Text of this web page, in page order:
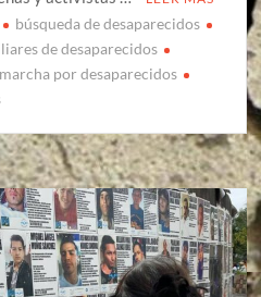
búsqueda de desaparecidos
de desaparecidos
marcha por desaparecidos